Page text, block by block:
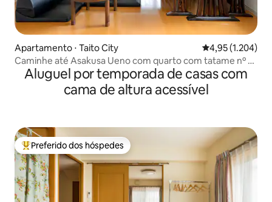
Apartamento ⋅ Taito City 4,95 de uma
4,95 (1.204)
Caminhe até Asakusa Ueno com quarto com tatame nº 1-
5、nº 4...
Aluguel por temporada de casas com
cama de altura acessível
Entre os melhores preferidos dos hóspedes
Preferido dos hóspedes